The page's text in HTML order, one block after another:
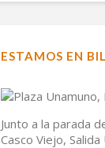
ESTAMOS EN
Junto a la parada
Casco Viejo,